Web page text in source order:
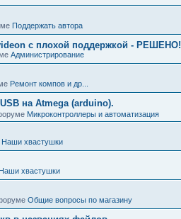
Поддержать автора
с плохой поддержкой - РЕШЕНО!
Администрирование
Ремонт компов и др...
на Atmega (arduino).
Микроконтроллеры и автоматизация
Наши хвастушки
Наши хвастушки
Общие вопросы по магазину